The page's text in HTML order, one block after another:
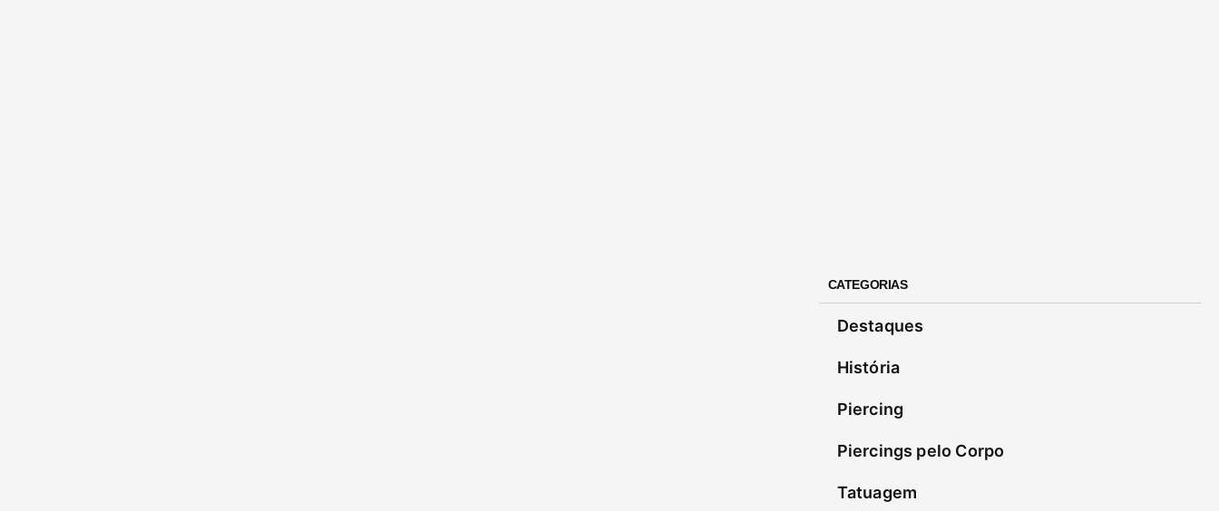
CATEGORIAS
Destaques
História
Piercing
Piercings pelo Corpo
Tatuagem